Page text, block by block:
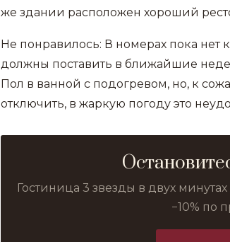
же здании расположен хороший
Не понравилось: В номерах пока нет
должны поставить в ближайшие
Пол в ванной с подогревом, но, к
отключить, в жаркую погоду это
Гостиница 3 звезды в двух
−10% по